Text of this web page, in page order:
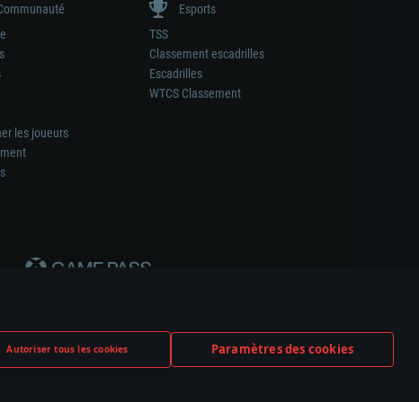
Autoriser tous les cookies Paramètres des cookies
les joueurs
Esports
TSS
Classement escadrilles
Escadrilles
WTCS Classement
de tout fabricant d’armes ou de véhicule.